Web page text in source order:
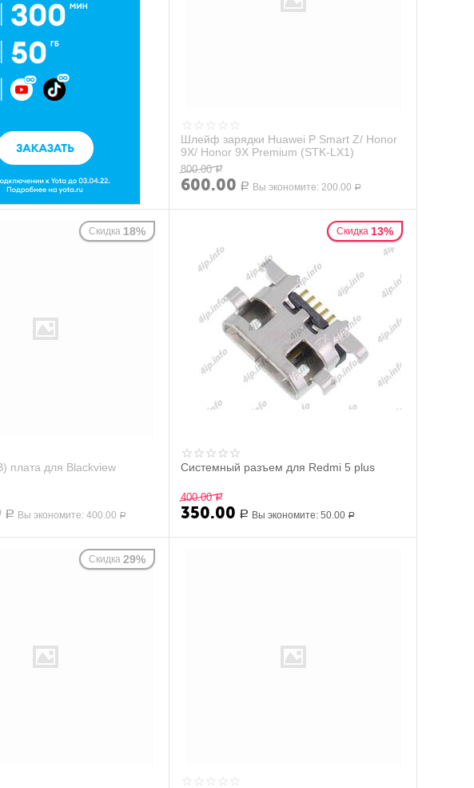
Шлейф зарядки Huawei P Smart Z/ Honor
9X/ Honor 9X Premium (STK-LX1)
800.00 Р
600.00 Р Вы экономите:200.00 Р
Скидка 18%
плата для Blackview
Р Вы экономите:400.00 Р
Скидка 13%
Системный разъем для Redmi 5 plus
400.00 Р
350.00 Р Вы экономите:50.00 Р
Скидка 29%